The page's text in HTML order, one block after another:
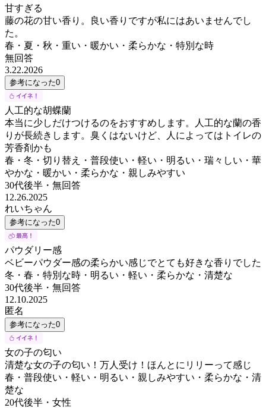
甘すぎる
藤の花の甘い香り。良い香りですが私にはあいませんでし
た。
春・夏・秋・重い・暖かい・柔らかな・特別な時
無回答
3.22.2026
参考になった0
人工的な胡蝶蘭
本当に少しだけつけるのをおすすめします。人工的な蘭の香
りが長続きします。臭くはないけど、人によってはトイレの
芳香剤かも
春・冬・切り替え・普段使い・軽い・明るい・瑞々しい・華
やかな・暖かい・柔らかな・親しみやすい
30代後半 ・ 無回答
12.26.2025
れいちゃん
参考になった0
パウダリー感
ベビーパウダー感の柔らかい感じでとても好きな香りでした
冬・春・特別な時・明るい・軽い・柔らかな・清楚な
30代後半 ・ 無回答
12.10.2025
匿名
参考になった0
女の子の匂い
清楚な女の子の匂い！万人受け！ほんとにリリーって感じ
春・普段使い・軽い・明るい・親しみやすい・柔らかな・清
楚な
20代後半 ・ 女性